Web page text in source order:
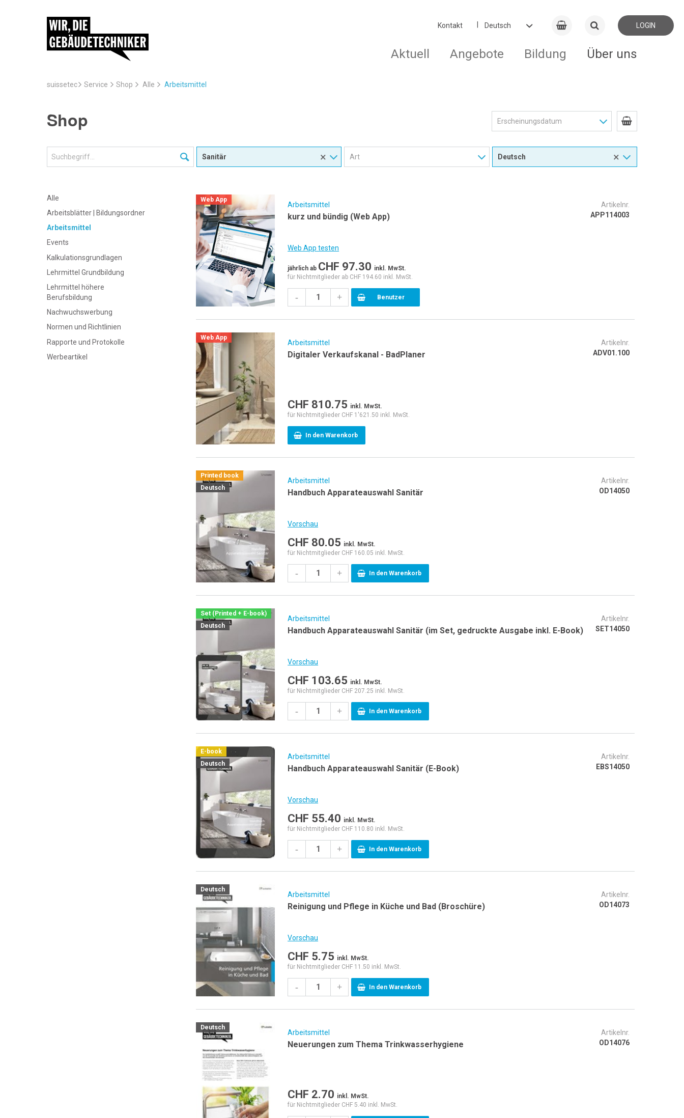
Kontakt LOGIN
Aktuell Angebote Bildung Über uns
suissetec Service Shop Alle Arbeitsmittel
Shop
× ×
Alle
Arbeitsblätter | Bildungsordner
Arbeitsmittel
Events
Kalkulationsgrundlagen
Lehrmittel Grundbildung
Lehrmittel höhere
Berufsbildung
Nachwuchswerbung
Normen und Richtlinien
Rapporte und Protokolle
Werbeartikel
Artikelnr.
APP114003
Web App
Arbeitsmittel
kurz und bündig (Web App)
Web App testen
jährlichab CHF 97.30 inkl. MwSt.
für Nichtmitglieder ab CHF 194.60 inkl. MwSt.
- + Benutzer
Artikelnr.
ADV01.100
Web App
Arbeitsmittel
Digitaler Verkaufskanal - BadPlaner
CHF 810.75 inkl. MwSt.
für Nichtmitglieder CHF 1'621.50 inkl. MwSt.
In den Warenkorb
Artikelnr.
OD14050
Printed book
Deutsch
Arbeitsmittel
Handbuch Apparateauswahl Sanitär
Vorschau
CHF 80.05 inkl. MwSt.
für Nichtmitglieder CHF 160.05 inkl. MwSt.
- + In den Warenkorb
Artikelnr.
SET14050
Set (Printed + E-book)
Deutsch
Arbeitsmittel
Handbuch Apparateauswahl Sanitär (im Set, gedruckte Ausgabe inkl. E-Book)
Vorschau
CHF 103.65 inkl. MwSt.
für Nichtmitglieder CHF 207.25 inkl. MwSt.
- + In den Warenkorb
Artikelnr.
EBS14050
E-book
Deutsch
Arbeitsmittel
Handbuch Apparateauswahl Sanitär (E-Book)
Vorschau
CHF 55.40 inkl. MwSt.
für Nichtmitglieder CHF 110.80 inkl. MwSt.
- + In den Warenkorb
Artikelnr.
OD14073
Deutsch
Arbeitsmittel
Reinigung und Pflege in Küche und Bad (Broschüre)
Vorschau
CHF 5.75 inkl. MwSt.
für Nichtmitglieder CHF 11.50 inkl. MwSt.
- + In den Warenkorb
Artikelnr.
OD14076
Deutsch
Arbeitsmittel
Neuerungen zum Thema Trinkwasserhygiene
CHF 2.70 inkl. MwSt.
für Nichtmitglieder CHF 5.40 inkl. MwSt.